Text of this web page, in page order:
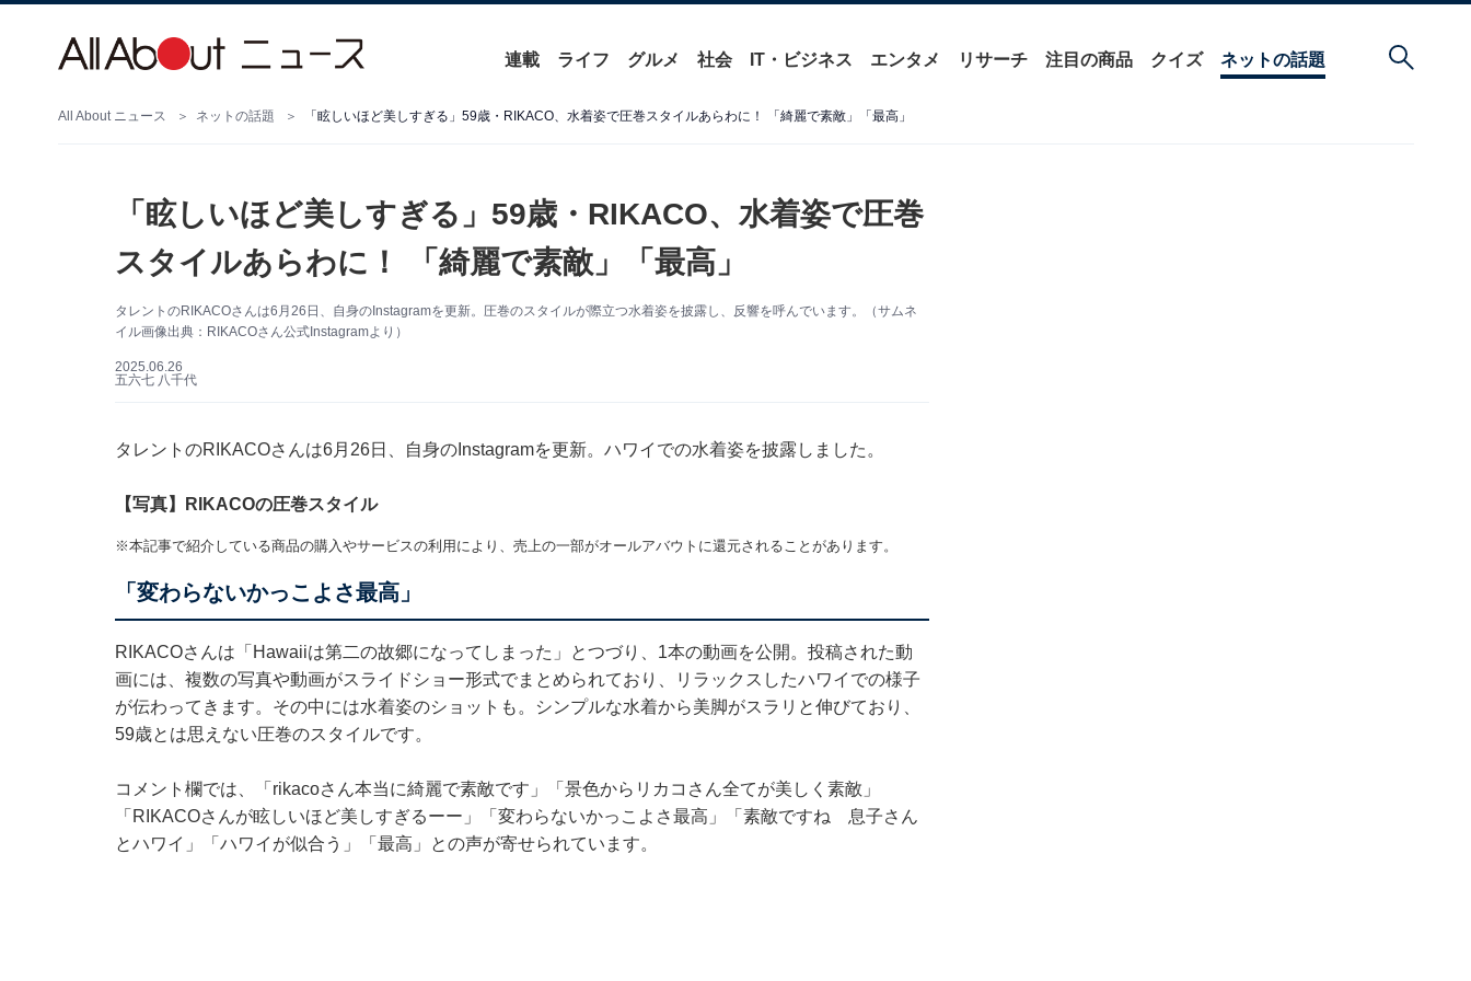
連載 ライフ グルメ 社会 IT・ビジネス エンタメ リサーチ 注目の商品 クイズ ネットの話題
All About ニュース ネットの話題 「眩しいほど美しすぎる︎」59歳・RIKACO、水着姿で圧巻スタイルあらわに！ 「綺麗で素敵」「最高」
「眩しいほど美しすぎる︎」59歳・RIKACO、水着姿で圧巻
スタイルあらわに！ 「綺麗で素敵」「最高」
タレントのRIKACOさんは6月26日、自身のInstagramを更新。圧巻のスタイルが際立つ水着姿を披露し、反響を呼んでいます。（サムネ
イル画像出典：RIKACOさん公式Instagramより）
2025.06.26
五六七 八千代
タレントのRIKACOさんは6月26日、自身のInstagramを更新。ハワイでの水着姿を披露しました。
【写真】RIKACOの圧巻スタイル
※本記事で紹介している商品の購入やサービスの利用により、売上の一部がオールアバウトに還元されることがあります。
「変わらないかっこよさ最高」
RIKACOさんは「Hawaiiは第二の故郷になってしまった」とつづり、1本の動画を公開。投稿された動
画には、複数の写真や動画がスライドショー形式でまとめられており、リラックスしたハワイでの様子
が伝わってきます。その中には水着姿のショットも。シンプルな水着から美脚がスラリと伸びており、
59歳とは思えない圧巻のスタイルです。
コメント欄では、「rikacoさん本当に綺麗で素敵です」「景色からリカコさん全てが美しく素敵」
「RIKACOさんが眩しいほど美しすぎる︎ーー」「変わらないかっこよさ最高」「素敵ですね 息子さん
とハワイ」「ハワイが似合う」「最高」との声が寄せられています。